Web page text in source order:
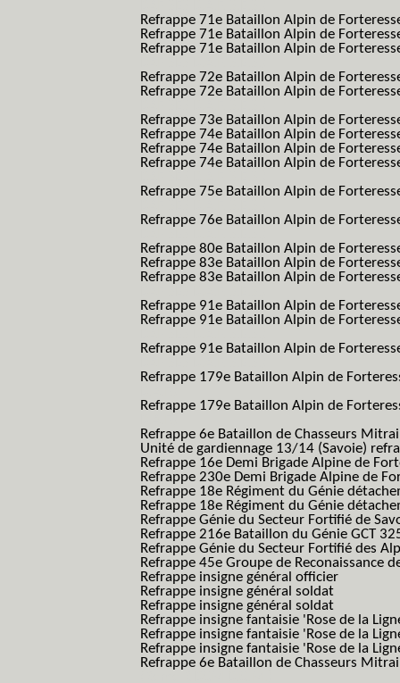
Refrappe 71e Bataillon Alpin de
Refrappe 71e Bataillon Alpin de
Refrappe 71e Bataillon Alpin de
Refrappe 72e Bataillon Alpin de
Refrappe 72e Bataillon Alpin de
Refrappe 73e Bataillon Alpin de
Refrappe 74e Bataillon Alpin de
Refrappe 74e Bataillon Alpin de
Refrappe 74e Bataillon Alpin de
Refrappe 75e Bataillon Alpin de
Refrappe 76e Bataillon Alpin de
Refrappe 80e Bataillon Alpin de
Refrappe 83e Bataillon Alpin de
Refrappe 83e Bataillon Alpin de
Refrappe 91e Bataillon Alpin de
Refrappe 91e Bataillon Alpin de
Refrappe 91e Bataillon Alpin de
Refrappe 179e Bataillon Alpin de
Refrappe 179e Bataillon Alpin de
Refrappe 6e Bataillon de Chasseurs
Unité de gardiennage 13/14 (Savoie)
Refrappe 16e Demi Brigade Alpine de
Refrappe 230e Demi Brigade Alpine de
Refrappe 18e Régiment du Génie
Refrappe 18e Régiment du Génie
Refrappe Génie du Secteur Fortifié de
Refrappe 216e Bataillon du Génie GCT
Refrappe Génie du Secteur Fortifié des
Refrappe 45e Groupe de Reconaissance
Refrappe insigne général officier
Refrappe insigne général soldat
Refrappe insigne général soldat
Refrappe insigne fantaisie 'Rose de la
Refrappe insigne fantaisie 'Rose de la
Refrappe insigne fantaisie 'Rose de la
Refrappe 6e Bataillon de Chasseurs